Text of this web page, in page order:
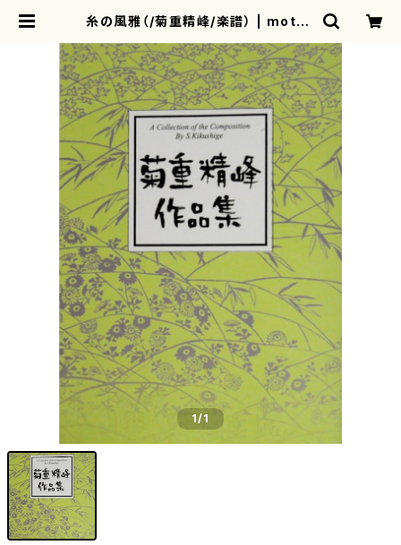
糸の風雅（/菊重精峰/楽譜） | mothe
1/1